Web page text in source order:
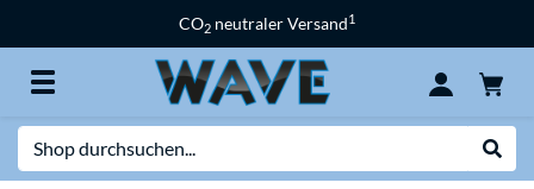
CO2 neutraler Versand1